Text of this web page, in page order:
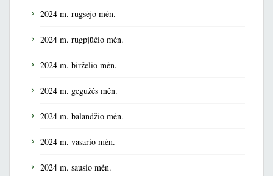
2024 m. rugsėjo mėn.
2024 m. rugpjūčio mėn.
2024 m. birželio mėn.
2024 m. gegužės mėn.
2024 m. balandžio mėn.
2024 m. vasario mėn.
2024 m. sausio mėn.